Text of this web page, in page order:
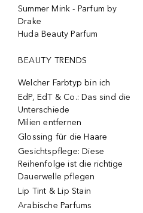
Summer Mink - Parfum by
Drake
Huda Beauty Parfum
BEAUTY TRENDS
Welcher Farbtyp bin ich
EdP, EdT & Co.: Das sind die
Unterschiede
Milien entfernen
Glossing für die Haare
Gesichtspflege: Diese
Reihenfolge ist die richtige
Dauerwelle pflegen
Lip Tint & Lip Stain
Arabische Parfums